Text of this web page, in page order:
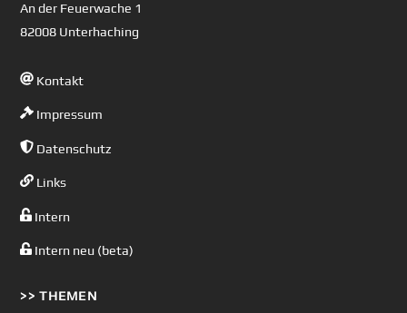
An der Feuerwache 1
82008 Unterhaching
Kontakt
Impressum
Datenschutz
Links
Intern
Intern neu (beta)
>> THEMEN